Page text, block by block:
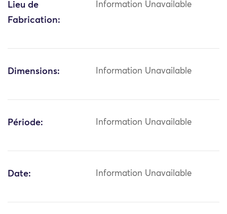
Lieu de
Fabrication:
Information Unavailable
Dimensions: Information Unavailable
Période: Information Unavailable
Date: Information Unavailable